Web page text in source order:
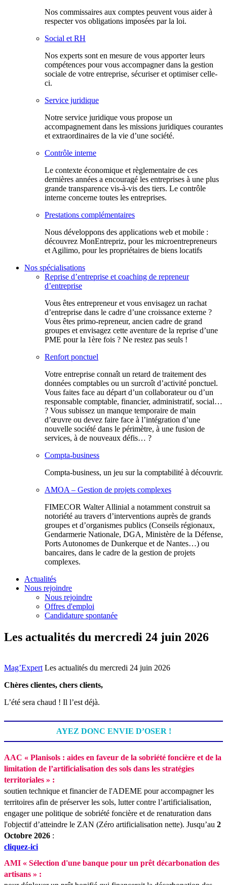
Nos commissaires aux comptes peuvent vous aider à
respecter vos obligations imposées par la loi.
Social et RH
Nos experts sont en mesure de vous apporter leurs
compétences pour vous accompagner dans la gestion
sociale de votre entreprise, sécuriser et optimiser celle-
ci.
Service juridique
Notre service juridique vous propose un
accompagnement dans les missions juridiques courantes
et extraordinaires de la vie d’une société.
Contrôle interne
Le contexte économique et règlementaire de ces
dernières années a encouragé les entreprises à une plus
grande transparence vis-à-vis des tiers. Le contrôle
interne concerne toutes les entreprises.
Prestations complémentaires
Nous développons des applications web et mobile :
découvrez MonEntrepriz, pour les microentrepreneurs
et Agilimo, pour les propriétaires de biens locatifs
Nos spécialisations
Reprise d’entreprise et coaching de repreneur
d’entreprise
Vous êtes entrepreneur et vous envisagez un rachat
d’entreprise dans le cadre d’une croissance externe ?
Vous êtes primo-repreneur, ancien cadre de grand
groupes et envisagez cette aventure de la reprise d’une
PME pour la 1ère fois ? Ne restez pas seuls !
Renfort ponctuel
Votre entreprise connaît un retard de traitement des
données comptables ou un surcroît d’activité ponctuel.
Vous faites face au départ d’un collaborateur ou d’un
responsable comptable, financier, administratif, social…
? Vous subissez un manque temporaire de main
d’œuvre ou devez faire face à l’intégration d’une
nouvelle société dans le périmètre, à une fusion de
services, à de nouveaux défis… ?
Compta-business
Compta-business, un jeu sur la comptabilité à découvrir.
AMOA – Gestion de projets complexes
FIMECOR Walter Allinial a notamment construit sa
notoriété au travers d’interventions auprès de grands
groupes et d’organismes publics (Conseils régionaux,
Gendarmerie Nationale, DGA, Ministère de la Défense,
Ports Autonomes de Dunkerque et de Nantes…) ou
bancaires, dans le cadre de la gestion de projets
complexes.
Actualités
Nous rejoindre
Nous rejoindre
Offres d'emploi
Candidature spontanée
Les actualités du mercredi 24 juin 2026
Mag’Expert Les actualités du mercredi 24 juin 2026
Chères clientes, chers clients,
L’été sera chaud ! Il l’est déjà.
AYEZ DONC ENVIE D’OSER !
AAC « Planisols : aides en faveur de la sobriété foncière et de la
limitation de l’artificialisation des sols dans les stratégies
territoriales » :
soutien technique et financier de l'ADEME pour accompagner les
territoires afin de préserver les sols, lutter contre l’artificialisation,
engager une politique de sobriété foncière et de renaturation dans
l'objectif d’atteindre le ZAN (Zéro artificialisation nette). Jusqu’au 2
Octobre 2026 :
cliquez-ici
AMI « Sélection d'une banque pour un prêt décarbonation des
artisans » :